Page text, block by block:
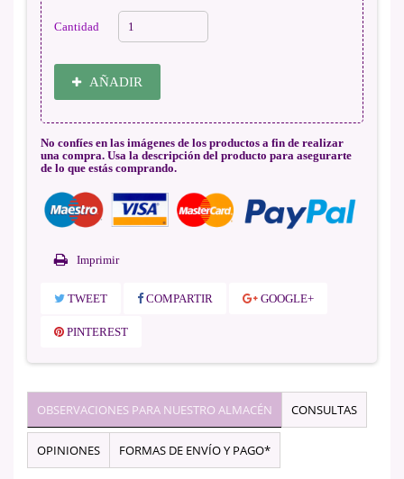
Cantidad
AÑADIR
No confíes en las imágenes de los productos a fin de realizar
una compra. Usa la descripción del producto para asegurarte
de lo que estás comprando.
Imprimir
TWEET COMPARTIR GOOGLE+
PINTEREST
OBSERVACIONES PARA NUESTRO ALMACÉN CONSULTAS
OPINIONES FORMAS DE ENVÍO Y PAGO*